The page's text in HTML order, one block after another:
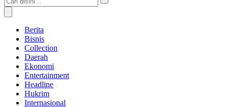
Berita
Bisnis
Collection
Daerah
Ekonomi
Entertainment
Headline
Hukrim
Internasional